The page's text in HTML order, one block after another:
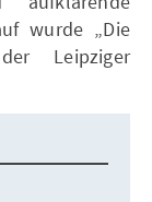
wurde „Die
Leipziger